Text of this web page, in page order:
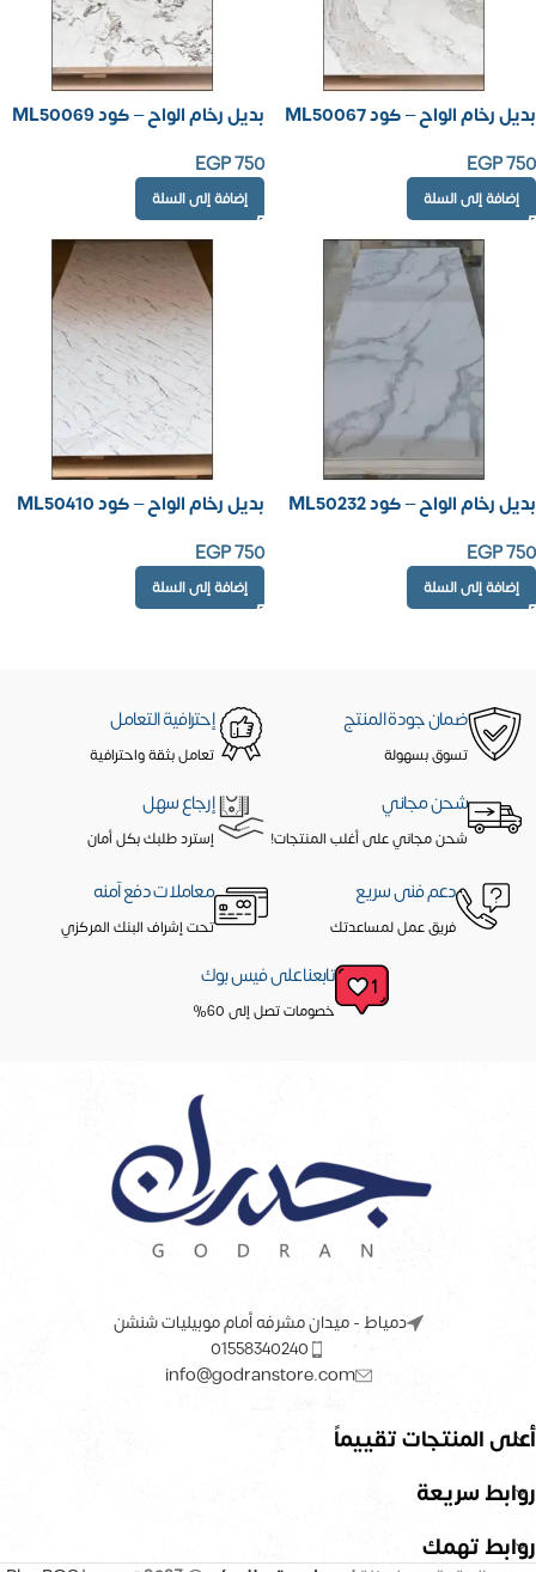
بديل رخام الواح – كود ML50067
EGP750
إضافة إلى السلة
بديل رخام الواح – كود ML50069
EGP750
إضافة إلى السلة
بديل رخام الواح – كود ML50232
EGP750
إضافة إلى السلة
بديل رخام الواح – كود ML50410
EGP750
إضافة إلى السلة
ضمان جودة المنتج
تسوق بسهولة
إحترافية التعامل
تعامل بثقة واحترافية
شحن مجاني
شحن مجاني على أغلب المنتجات!
إرجاع سهل
إسترد طلبك بكل أمان
دعم فنى سريع
فريق عمل لمساعدتك
معاملات دفع آمنه
تحت إشراف البنك المركزي
تابعنا على فيس بوك
خصومات تصل إلى 60%
دمياط - ميدان مشرفه أمام موبيليات شنشن
01558340240
info@godranstore.com
أعلى المنتجات تقييماً
روابط سريعة
روابط تهمك